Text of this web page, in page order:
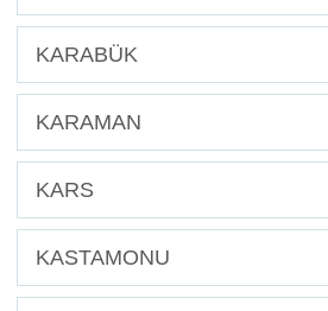
KARABÜK
KARAMAN
KARS
KASTAMONU